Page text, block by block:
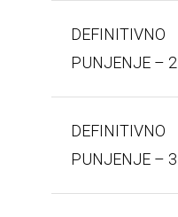
DEFINITIVNO
PUNJENJE –
DEFINITIVNO
PUNJENJE –